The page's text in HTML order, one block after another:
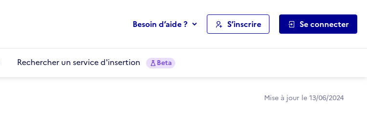
Besoin d’aide ? S’inscrire Se connecter
Rechercher un service d'insertion Beta
Mise à jour le 13/06/2024